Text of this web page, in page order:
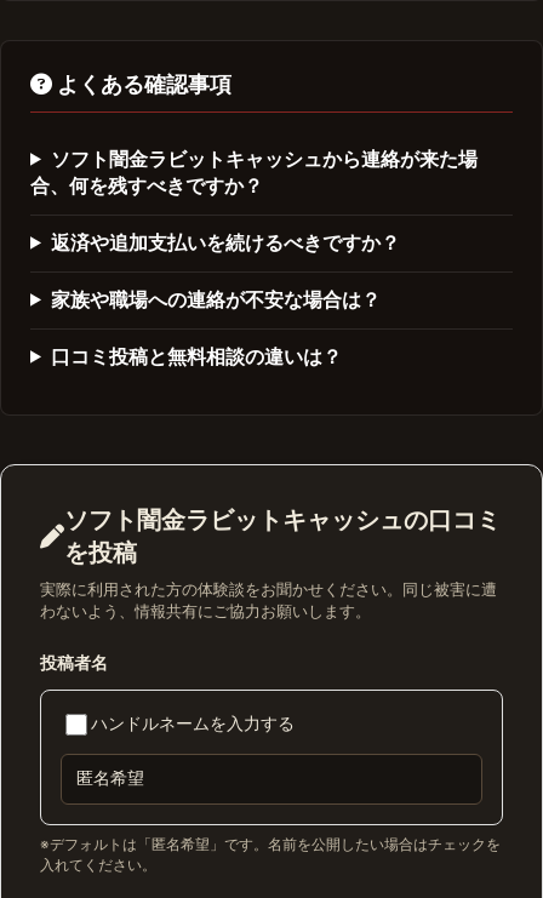
よくある確認事項
ソフト闇金ラビットキャッシュから連絡が来た場
合、何を残すべきですか？
返済や追加支払いを続けるべきですか？
家族や職場への連絡が不安な場合は？
口コミ投稿と無料相談の違いは？
ソフト闇金ラビットキャッシュの口コミ
を投稿
実際に利用された方の体験談をお聞かせください。同じ被害に遭
わないよう、情報共有にご協力お願いします。
投稿者名
ハンドルネームを入力する
※デフォルトは「匿名希望」です。名前を公開したい場合はチェックを
入れてください。